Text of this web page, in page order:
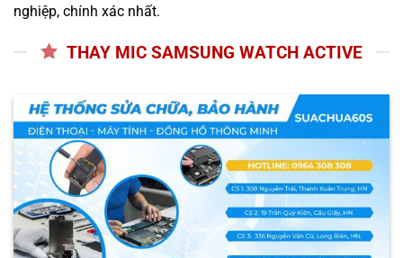
nghiệp, chính xác nhất.
THAY MIC SAMSUNG WATCH ACTIVE